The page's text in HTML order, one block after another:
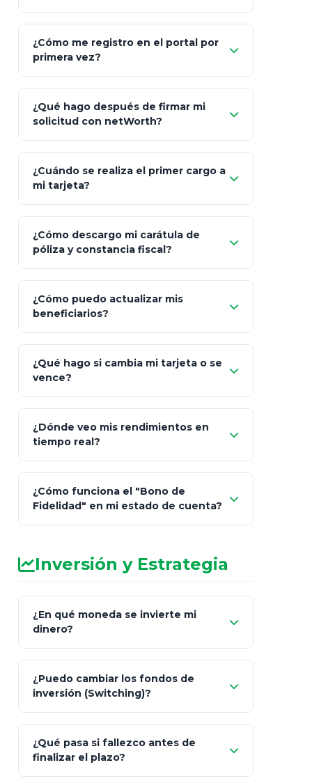
Fiscalidad Estrategia Art. 151 / 93
Client"
App Store (iOS) Google Play
¿Cómo me registro en el portal por
primera vez?
Bienvenida
"¿Aún no tienes cuenta?
Regístrate"
¿Qué hago después de firmar mi
solicitud con netWorth?
¿Cuándo se realiza el primer cargo a
mi tarjeta?
¿Cómo descargo mi carátula de
póliza y constancia fiscal?
"Mis Pólizas" > "Documentos"
¿Cómo puedo actualizar mis
beneficiarios?
¿Qué hago si cambia mi tarjeta o se
vence?
"Link
de Cobro Seguro"
¿Dónde veo mis rendimientos en
tiempo real?
¿Cómo funciona el "Bono de
Fidelidad" en mi estado de cuenta?
Inversión y Estrategia
¿En qué moneda se invierte mi
dinero?
inflación), Dólares o Euros
¿Puedo cambiar los fondos de
inversión (Switching)?
"Switching" (cambio de fondos)
¿Qué pasa si fallezco antes de
finalizar el plazo?